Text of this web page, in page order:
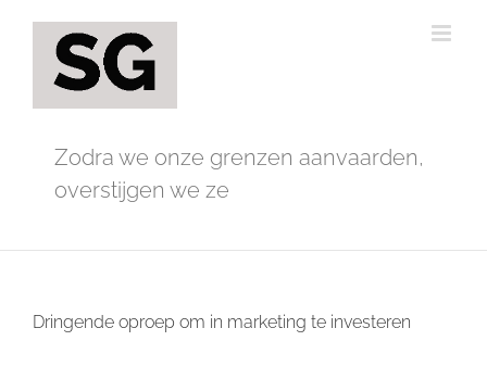
Zodra we onze grenzen aanvaarden,
overstijgen we ze
Dringende oproep om in marketing te investeren